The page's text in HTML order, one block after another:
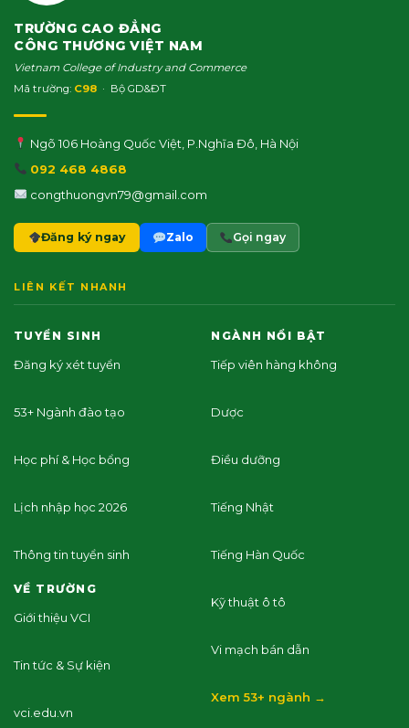
TRƯỜNG CAO ĐẲNG
CÔNG THƯƠNG VIỆT NAM
Vietnam College of Industry and Commerce
Mã trường: C98 · Bộ GD&ĐT
Ngõ 106 Hoàng Quốc Việt, P.Nghĩa Đô, Hà Nội
092 468 4868
congthuongvn79@gmail.com
Đăng ký ngay Zalo Gọi ngay
LIÊN KẾT NHANH
TUYỂN SINH
Đăng ký xét tuyển
53+ Ngành đào tạo
Học phí & Học bổng
Lịch nhập học 2026
Thông tin tuyển sinh
VỀ TRƯỜNG
Giới thiệu VCI
Tin tức & Sự kiện
vci.edu.vn
NGÀNH NỔI BẬT
Tiếp viên hàng không
Dược
Điều dưỡng
Tiếng Nhật
Tiếng Hàn Quốc
Kỹ thuật ô tô
Vi mạch bán dẫn
Xem 53+ ngành →